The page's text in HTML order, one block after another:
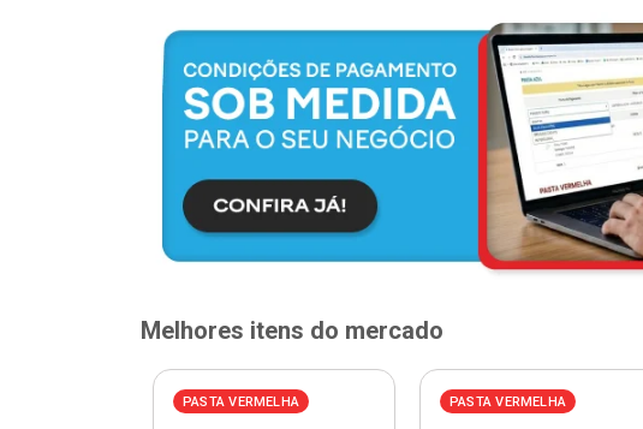
Melhores itens do mercado
PASTA VERMELHA PASTA VERMELHA